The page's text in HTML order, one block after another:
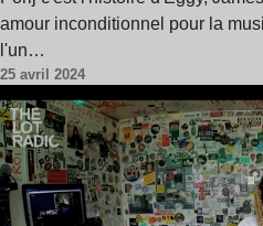
amour inconditionnel pour la
l'un…
25 avril 2024